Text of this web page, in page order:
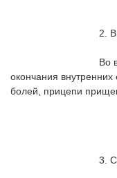
Во
окончания внутренних
болей, прицепи